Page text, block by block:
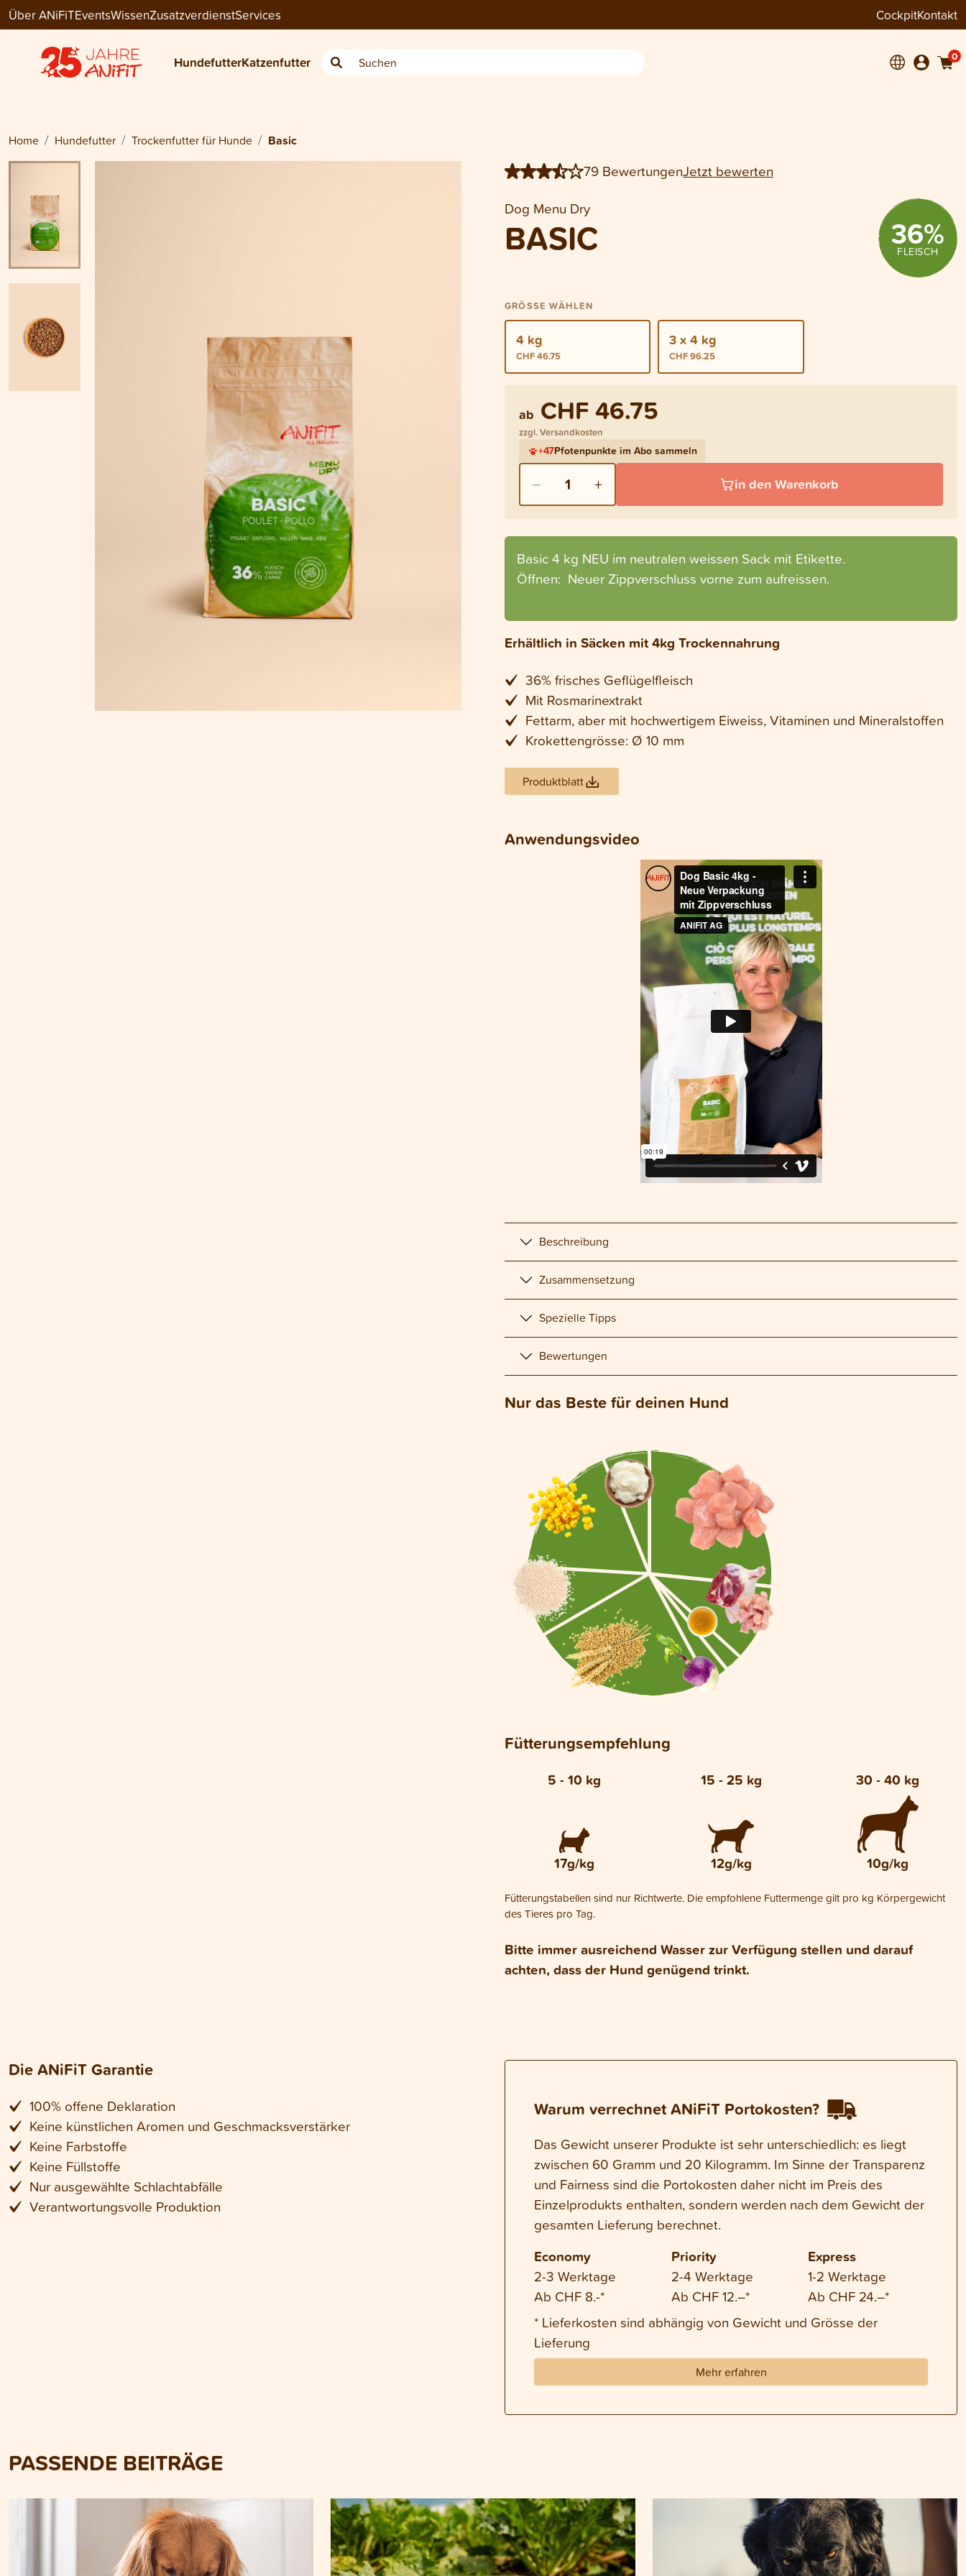
Über ANiFiTEventsWissenZusatzverdienstServices CockpitKontakt
HundefutterKatzenfutter 0
Dog Menu Dry
BASIC
abCHF 46.75
4 kg 3 x 4 kg − 1
Home Hundefutter Trockenfutter für Hunde Basic
79 BewertungenJetzt bewerten
Dog Menu Dry
BASIC 36%
FLEISCH
GRÖSSE WÄHLEN
4 kg
CHF 46.75
3 x 4 kg
CHF 96.25
ab CHF 46.75
zzgl. Versandkosten
+47Pfotenpunkte im Abo sammeln
− 1 + in den Warenkorb
Basic 4 kg NEU im neutralen weissen Sack mit Etikette.
Öffnen: Neuer Zippverschluss vorne zum aufreissen.
Erhältlich in Säcken mit 4kg Trockennahrung
36% frisches Geflügelfleisch
Mit Rosmarinextrakt
Fettarm, aber mit hochwertigem Eiweiss, Vitaminen und Mineralstoffen
Krokettengrösse: Ø 10 mm
Produktblatt
Anwendungsvideo
Beschreibung
Zusammensetzung
Spezielle Tipps
Bewertungen
Nur das Beste für deinen Hund
Fütterungsempfehlung
5 - 10 kg 15 - 25 kg 30 - 40 kg
17g/kg 12g/kg 10g/kg
Fütterungstabellen sind nur Richtwerte. Die empfohlene Futtermenge gilt pro kg Körpergewicht
des Tieres pro Tag.
Bitte immer ausreichend Wasser zur Verfügung stellen und darauf
achten, dass der Hund genügend trinkt.
Die ANiFiT Garantie
100% offene Deklaration
Keine künstlichen Aromen und Geschmacksverstärker
Keine Farbstoffe
Keine Füllstoffe
Nur ausgewählte Schlachtabfälle
Verantwortungsvolle Produktion
Warum verrechnet ANiFiT Portokosten?
Das Gewicht unserer Produkte ist sehr unterschiedlich: es liegt
zwischen 60 Gramm und 20 Kilogramm. Im Sinne der Transparenz
und Fairness sind die Portokosten daher nicht im Preis des
Einzelprodukts enthalten, sondern werden nach dem Gewicht der
gesamten Lieferung berechnet.
Economy
2-3 Werktage
Ab CHF 8.-*
Priority
2-4 Werktage
Ab CHF 12.–*
Express
1-2 Werktage
Ab CHF 24.–*
* Lieferkosten sind abhängig von Gewicht und Grösse der
Lieferung
Mehr erfahren
PASSENDE BEITRÄGE